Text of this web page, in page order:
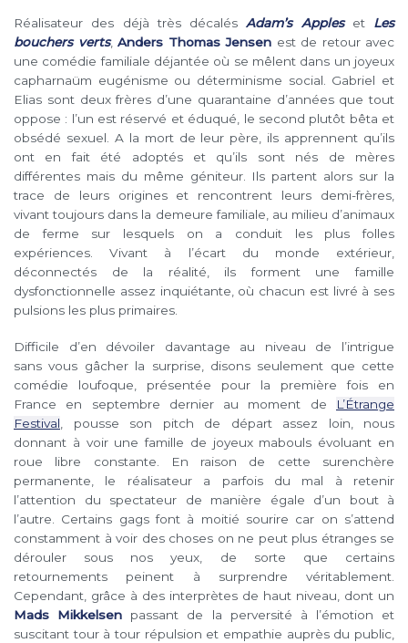
Réalisateur des déjà très décalésAdam’s Apples et Les
bouchers verts, Anders Thomas Jensen est de retour avec
une comédie familiale déjantée où se mêlent dans un joyeux
capharnaüm eugénisme ou déterminisme social. Gabriel et
Elias sont deux frères d’une quarantaine d’années que tout
oppose : l’un est réservé et éduqué, le second plutôt bêta et
obsédé sexuel. A la mort de leur père, ils apprennent qu’ils
ont en fait été adoptés et qu’ils sont nés de mères
différentes mais du même géniteur. Ils partent alors sur la
trace de leurs origines et rencontrent leurs demi-frères,
vivant toujours dans la demeure familiale, au milieu d’animaux
de ferme sur lesquels on a conduit les plus folles
expériences. Vivant à l’écart du monde extérieur,
déconnectés de la réalité, ils forment une famille
dysfonctionnelle assez inquiétante, où chacun est livré à ses
pulsions les plus primaires.
Difficile d’en dévoiler davantage au niveau de l’intrigue
sans vous gâcher la surprise, disons seulement que cette
comédie loufoque, présentée pour la première fois en
France en septembre dernier au moment de
L’Étrange
Festival, pousse son pitch de départ assez loin, nous
donnant à voir une famille de joyeux mabouls évoluant en
roue libre constante. En raison de cette surenchère
permanente, le réalisateur a parfois du mal à retenir
l’attention du spectateur de manière égale d’un bout à
l’autre. Certains gags font à moitié sourire car on s’attend
constamment à voir des choses on ne peut plus étranges se
dérouler sous nos yeux, de sorte que certains
retournements peinent à surprendre véritablement.
Cependant, grâce à des interprètes de haut niveau, dont un
Mads Mikkelsen passant de la perversité à l’émotion et
suscitant tour à tour répulsion et empathie auprès du public,